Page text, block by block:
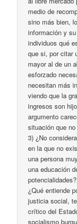
medio de
sino más bien,
información y
individuos qué
que si, por citar
mayor al de un
esforzado
necesitan más
viendo que la
ingresos son
argumento
situación que
3) ¿No
en la que no
una persona
una educación
potencialidades?
¿Qué entiende
justicia social,
crítico del
socialismo